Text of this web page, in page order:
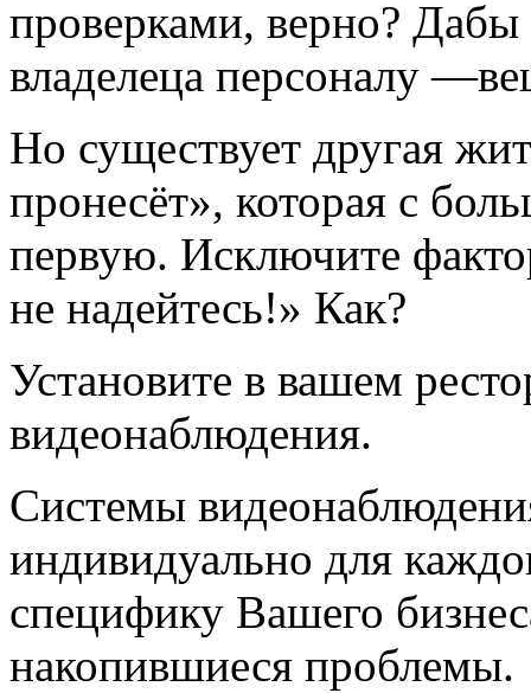
проверками, верно? Дабы
владелеца персоналу
Но существует другая
пронесёт», которая с
первую. Исключите
не надейтесь!» Как?
Установите в вашем
видеонаблюдения.
Системы
индивидуально для
специфику Вашего
накопившиеся проблемы.